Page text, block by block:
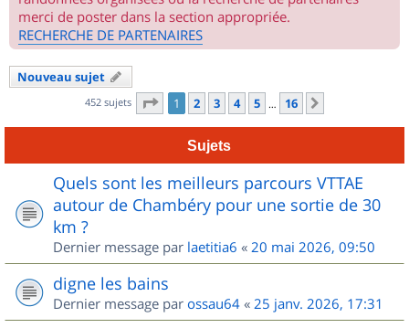
merci de poster dans la section appropriée.
RECHERCHE DE PARTENAIRES
Nouveau sujet
452 sujets Page 1sur
1 2 3 4 5 … 16
Sujets
Quels sont les meilleurs parcours VTTAE
autour de Chambéry pour une sortie de 30
km ?
Dernier message par laetitia6 « 20 mai 2026, 09:50
digne les bains
Dernier message par ossau64 « 25 janv. 2026, 17:31